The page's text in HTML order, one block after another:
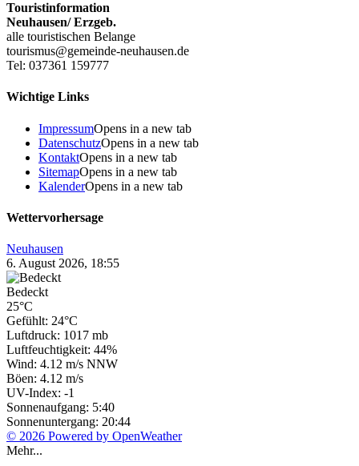
Touristinformation
Neuhausen/ Erzgeb.
alle touristischen Belange
tourismus@gemeinde-neuhausen.de
Tel: 037361 159777
Wichtige Links
ImpressumOpens in a new tab
DatenschutzOpens in a new tab
KontaktOpens in a new tab
SitemapOpens in a new tab
KalenderOpens in a new tab
Wettervorhersage
Neuhausen
6. August 2026, 18:55
Bedeckt
25°C
Gefühlt: 24°C
Luftdruck: 1017 mb
Luftfeuchtigkeit: 44%
Wind: 4.12 m/s NNW
Böen: 4.12 m/s
UV-Index: -1
Sonnenaufgang: 5:40
Sonnenuntergang: 20:44
© 2026 Powered by OpenWeather
Mehr...